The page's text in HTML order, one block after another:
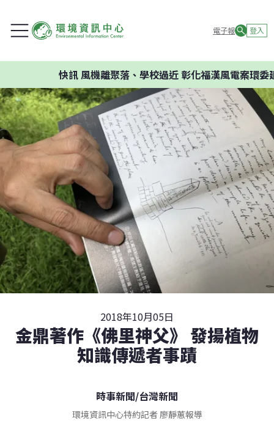
電子報 登入
風機離聚落、學校過近 彰化福漢風電案環委建議不應
2018年10月05日
金鼎著作《佛里神父》 發揚植物
知識傳遞者事蹟
時事新聞/台灣新聞
環境資訊中心特約記者 廖靜蕙報導